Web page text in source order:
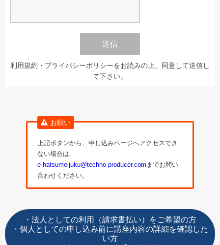
送信
利用規約・プライバシーポリシーをお読みの上、同意して送信し
て下さい。
お願い
上記ボタンから、申し込みページへアクセスでき
ない場合は、
e-hatsumeijuku@techno-producer.com までお問い
合わせください。
・法人としての利用（請求書払い）をご希望の方
・個人としての申し込み前に講座内容の詳細を確認した
い方